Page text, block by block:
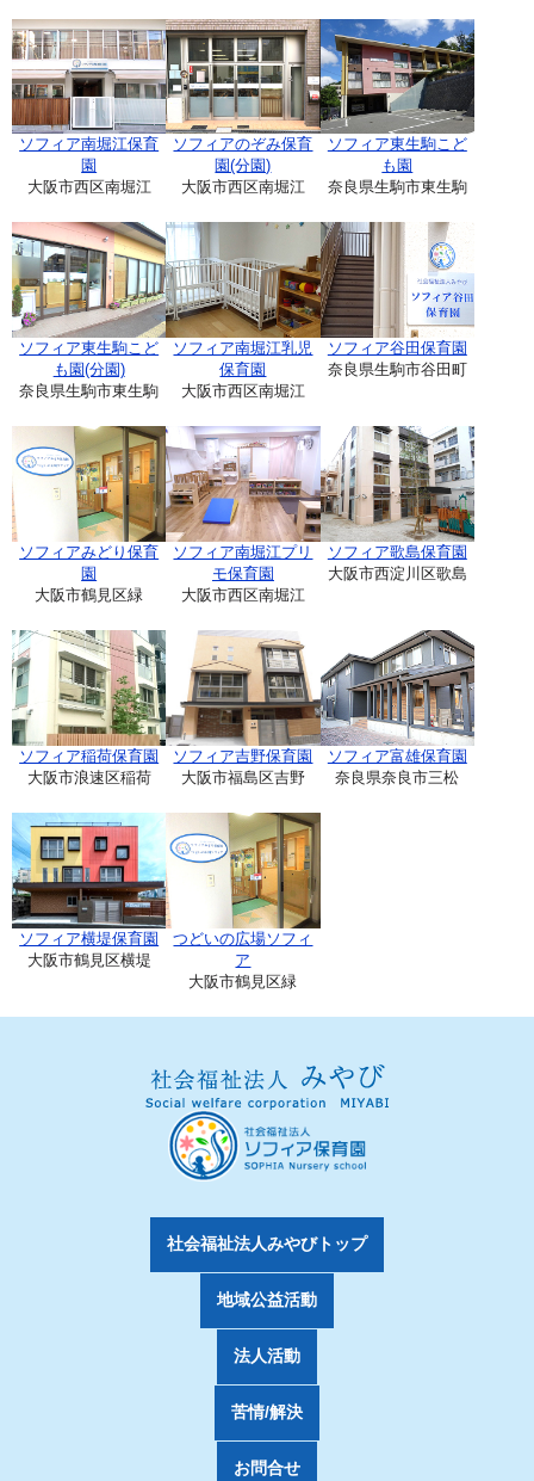
ソフィア南堀江保育
園
大阪市西区南堀江
ソフィアのぞみ保育
園(分園)
大阪市西区南堀江
ソフィア東生駒こど
も園
奈良県生駒市東生駒
ソフィア東生駒こど
も園(分園)
奈良県生駒市東生駒
ソフィア南堀江乳児
保育園
大阪市西区南堀江
ソフィア谷田保育園
奈良県生駒市谷田町
ソフィアみどり保育
園
大阪市鶴見区緑
ソフィア南堀江プリ
モ保育園
大阪市西区南堀江
ソフィア歌島保育園
大阪市西淀川区歌島
ソフィア稲荷保育園
大阪市浪速区稲荷
ソフィア吉野保育園
大阪市福島区吉野
ソフィア富雄保育園
奈良県奈良市三松
ソフィア横堤保育園
大阪市鶴見区横堤
つどいの広場ソフィ
ア
大阪市鶴見区緑
社会福祉法人みやびトップ
地域公益活動
法人活動
苦情/解決
お問合せ